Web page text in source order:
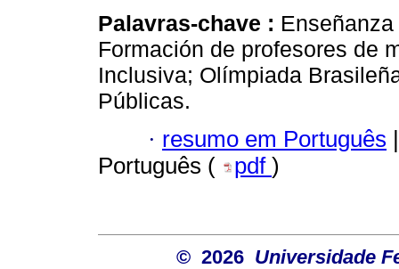
Palavras-chave :
Formación de profesores de
Inclusiva; Olímpiada
Públicas.
· resumo em Português |
Português (
pdf )
© 2026 Universidade